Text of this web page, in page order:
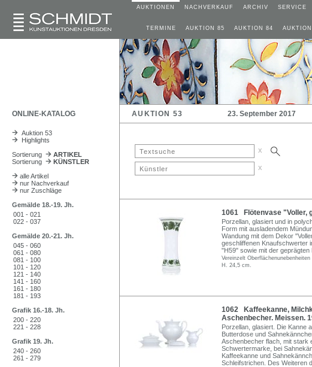
AUKTIONEN NACHVERKAUF ARCHIV SERVICE
TERMINE AUKTION 85 AUKTION 84
ONLINE-KATALOG AUKTION 53 23. September 2017
Auktion 53
Highlights
Sortierung
ARTIKEL
Sortierung
KÜNSTLER
alle Artikel
nur Nachverkauf
nur Zuschläge
Gemälde 18.-19. Jh.
001 - 021
022 - 037
Gemälde 20.-21. Jh.
045 - 060
061 - 080
081 - 100
101 - 120
121 - 140
141 - 160
161 - 180
181 - 193
Grafik 16.-18. Jh.
200 - 220
221 - 228
Grafik 19. Jh.
240 - 260
261 - 279
x
x
1061 Flötenvase "Voller,
Porzellan, glasiert und in
Form mit ausladendem
Wandung mit dem Dekor
geschliffenen Knaufschwerter
"H59" sowie mit der geprägten
Vereinzelt
H. 24,5 cm.
1062 Kaffeekanne,
Aschenbecher. Meissen.
Porzellan, glasiert. Die Kanne
Butterdose und
Aschenbecher flach, mit stark
Schwertermarke, bei
Kaffeekanne und
Schleifstrichen. Des Weiteren